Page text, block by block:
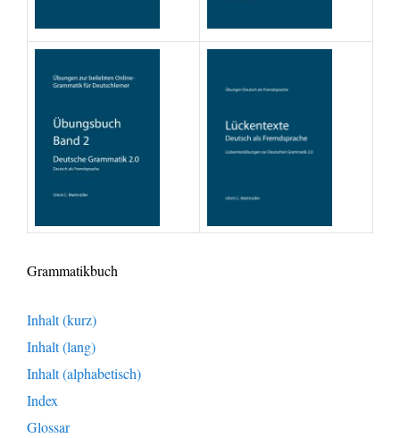
Grammatikbuch
Inhalt (kurz)
Inhalt (lang)
Inhalt (alphabetisch)
Index
Glossar